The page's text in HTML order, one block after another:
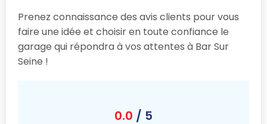
Prenez connaissance des avis clients pour vous
faire une idée et choisir en toute confiance le
garage qui répondra à vos attentes à Bar Sur
Seine !
0.0 / 5